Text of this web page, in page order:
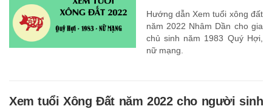
Hướng dẫn Xem tuổi xông đất
năm 2022 Nhâm Dần cho gia
chủ sinh năm 1983 Quý Hợi,
nữ mạng.
Xem tuổi Xông Đất năm 2022 cho người sinh